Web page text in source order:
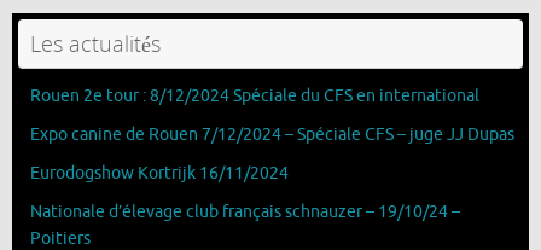
Les actualités
Rouen 2e tour : 8/12/2024 Spéciale du CFS en international
Expo canine de Rouen 7/12/2024 – Spéciale CFS – juge JJ Dupas
Eurodogshow Kortrijk 16/11/2024
Nationale d’élevage club français schnauzer – 19/10/24 –
Poitiers